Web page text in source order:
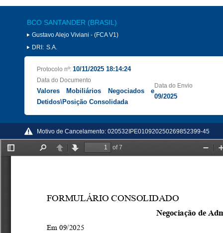
BCO SANTANDER (BRASIL)
Gustavo Alejo Viviani - (FCA V1)
DRI: S.A.
Protocolo nº: 10/11/2025 18:14:24
Data do Documento
Valores Mobiliários Negociados e
Detidos\Posição Consolidada
Data do Envio
09/2025
Motivo de Cancelamento: 020532IPE010920250269852399-45